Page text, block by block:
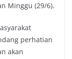
Minggu (29/6).
perhatian
akan